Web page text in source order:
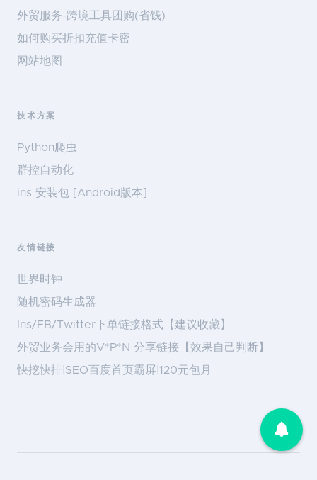
外贸服务-跨境工具团购(省钱)
如何购买折扣充值卡密
网站地图
技术方案
Python爬虫
群控自动化
ins 安装包 [Android版本]
友情链接
世界时钟
随机密码生成器
Ins/FB/Twitter下单链接格式【建议收藏】
外贸业务会用的V*P*N 分享链接【效果自己判断】
快挖快排|SEO百度首页霸屏|120元包月